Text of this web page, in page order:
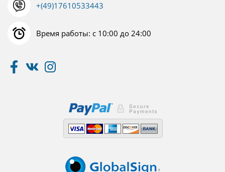
+(49)17610533443
Время работы: с 10:00 до 24:00